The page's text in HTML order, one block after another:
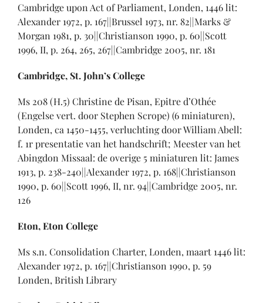
Cambridge upon Act of Parliament, Londen, 1446 lit:
Alexander 1972, p. 167||Brussel 1973, nr. 82||Marks &
Morgan 1981, p. 30||Christianson 1990, p. 60||Scott
1996, II, p. 264, 265, 267||Cambridge 2005, nr. 181
Cambridge, St. John’s College
Ms 208 (H.5) Christine de Pisan, Epitre d’Othée
(Engelse vert. door Stephen Scrope) (6 miniaturen),
Londen, ca 1450-1455, verluchting door William Abell:
f. 1r presentatie van het handschrift; Meester van het
Abingdon Missaal: de overige 5 miniaturen lit: James
1913, p. 238-240||Alexander 1972, p. 168||Christianson
1990, p. 60||Scott 1996, II, nr. 94||Cambridge 2005, nr.
126
Eton, Eton College
Ms s.n. Consolidation Charter, Londen, maart 1446 lit:
Alexander 1972, p. 167||Christianson 1990, p. 59
Londen, British Library